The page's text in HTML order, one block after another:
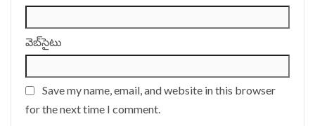
వెబ్‌సైటు
Save my name, email, and website in this browser
for the next time I comment.